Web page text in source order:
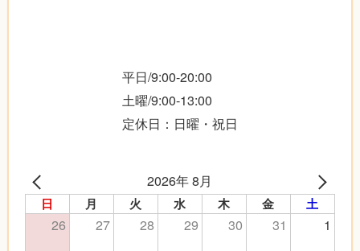
平日/9:00-20:00
土曜/9:00-13:00
定休日：日曜・祝日
2026年 8月
日 月 火 水 木 金 土
26 27 28 29 30 31
1